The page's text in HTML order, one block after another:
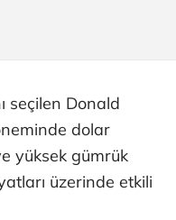
seçilen Donald
dolar
yüksek gümrük
üzerinde etkili